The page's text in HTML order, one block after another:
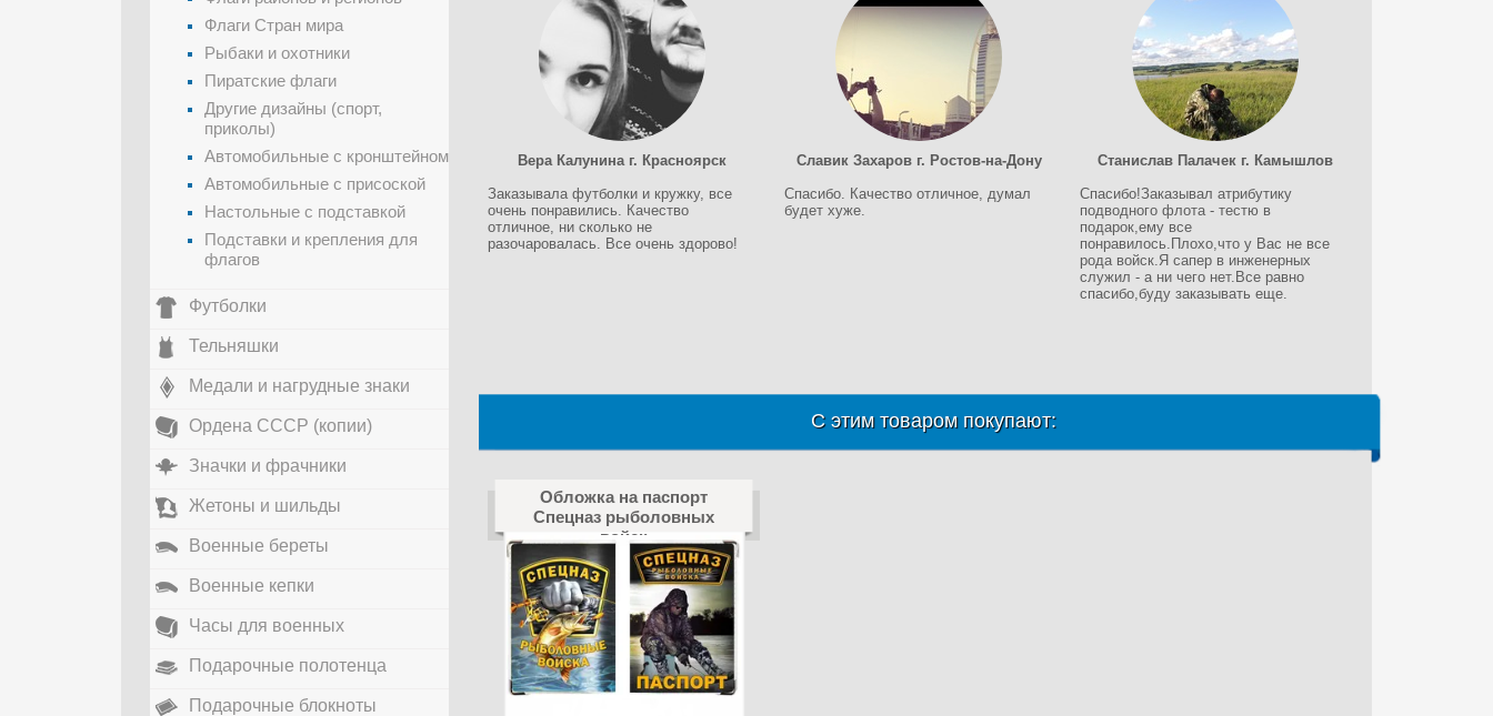
Вера Калунина г. Красноярск
Заказывала футболки и кружку, все
очень понравились. Качество
отличное, ни сколько не
разочаровалась. Все очень здорово!
Славик Захаров г. Ростов-на-Дону
Спасибо. Качество отличное, думал
будет хуже.
Станислав Палачек г. Камышлов
Спасибо!Заказывал атрибутику
подводного флота - тестю в
подарок,ему все
понравилось.Плохо,что у Вас не все
рода войск.Я сапер в инженерных
служил - а ни чего нет.Все равно
спасибо,буду заказывать еще.
С этим товаром покупают:
Обложка на паспорт
Спецназ рыболовных
войск
Флаги Стран мира
Рыбаки и охотники
Пиратские флаги
Другие дизайны (спорт,
приколы)
Автомобильные с кронштейном
Автомобильные с присоской
Настольные с подставкой
Подставки и крепления для
флагов
Футболки
Тельняшки
Медали и нагрудные знаки
Ордена СССР (копии)
Значки и фрачники
Жетоны и шильды
Военные береты
Военные кепки
Часы для военных
Подарочные полотенца
Подарочные блокноты